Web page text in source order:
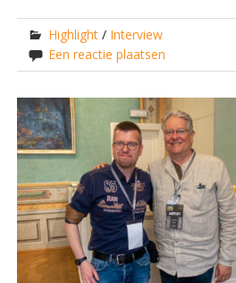
Highlight / Interview
Een reactie plaatsen